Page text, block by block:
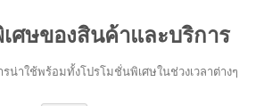
ศษของสินค้าและบริการ
น่าใช้พร้อมทั้งโปรโมชั่นพิเศษในช่วงเวลาต่างๆ